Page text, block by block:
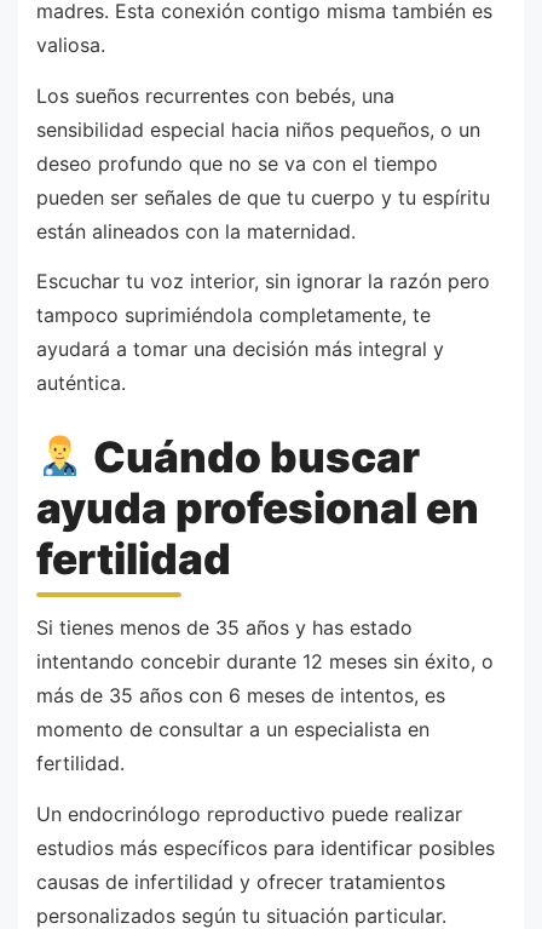
madres. Esta conexión contigo misma también es
valiosa.
Los sueños recurrentes con bebés, una
sensibilidad especial hacia niños pequeños, o un
deseo profundo que no se va con el tiempo
pueden ser señales de que tu cuerpo y tu espíritu
están alineados con la maternidad.
Escuchar tu voz interior, sin ignorar la razón pero
tampoco suprimiéndola completamente, te
ayudará a tomar una decisión más integral y
auténtica.
Cuándo buscar
ayuda profesional en
fertilidad
Si tienes menos de 35 años y has estado
intentando concebir durante 12 meses sin éxito, o
más de 35 años con 6 meses de intentos, es
momento de consultar a un especialista en
fertilidad.
Un endocrinólogo reproductivo puede realizar
estudios más específicos para identificar posibles
causas de infertilidad y ofrecer tratamientos
personalizados según tu situación particular.